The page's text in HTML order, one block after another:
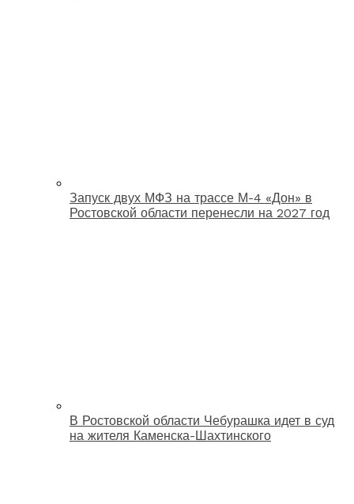
Запуск двух МФЗ на трассе М-4 «Дон» в
Ростовской области перенесли на 2027 год
В Ростовской области Чебурашка идет в суд
на жителя Каменска-Шахтинского